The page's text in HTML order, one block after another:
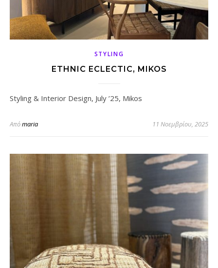
STYLING
ETHNIC ECLECTIC, MIKOS
Styling & Interior Design, July ’25, Mikos
Απόmaria 11 Νοεμβρίου, 2025